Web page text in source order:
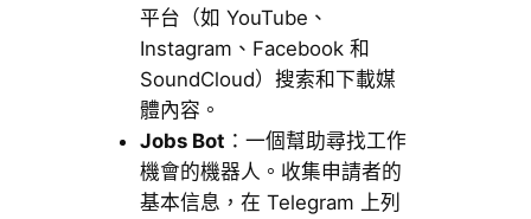
平台（如 YouTube、
Instagram、Facebook 和
SoundCloud）搜索和下載媒
體內容。
Jobs Bot ：一個幫助尋找工作
機會的機器人。收集申請者的
基本信息，在 Telegram 上列